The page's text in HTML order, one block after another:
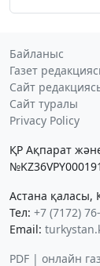
Байланыс
Газет
Сайт
Сайт туралы
Privacy Policy
ҚР Ақпарат
Астана қаласы,
Тел: +7 (7172)
Email:
PDF | онлайн